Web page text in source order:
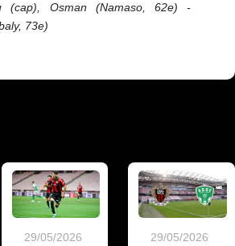
(cap), Osman (Namaso, 62e) -
73e)
29/05/2026
29/05/2026